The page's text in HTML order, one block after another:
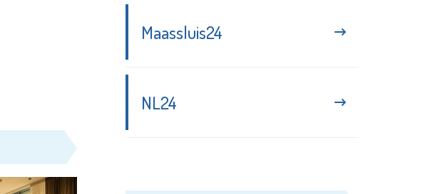
Maassluis24
NL24